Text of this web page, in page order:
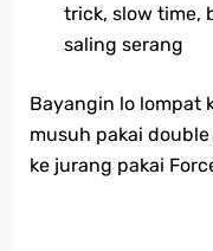
trick, slow time,
saling serang
Bayangin lo lompat
musuh pakai
ke jurang pakai